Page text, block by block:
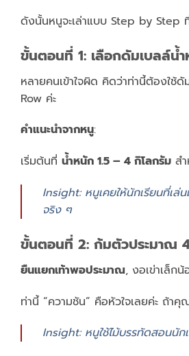
ดังนั้นหนูจะเล่าแบบ Step by Step
ขั้นตอนที่ 1: เลือกดัมเบลล์น้
หลายคนเข้าใจผิด คิดว่าท่านี้ต้องใ
Row ค่ะ
คำแนะนำจากหนู:
เริ่มต้นที่ น้ำหนัก 1.5 – 4 กิโลกรัม ส
Insight: หนูเคยให้นักเรียนที่เล่
จริง ๆ
ขั้นตอนที่ 2: ก้มตัวประมาณ
ยืนแยกเท้าพอประมาณ, งอเข่าเล็ก
ท่านี้ “ความชัน” คือหัวใจเลยค่ะ ถ้า
Insight: หนูใช้ไม้บรรทัดสอนนัก